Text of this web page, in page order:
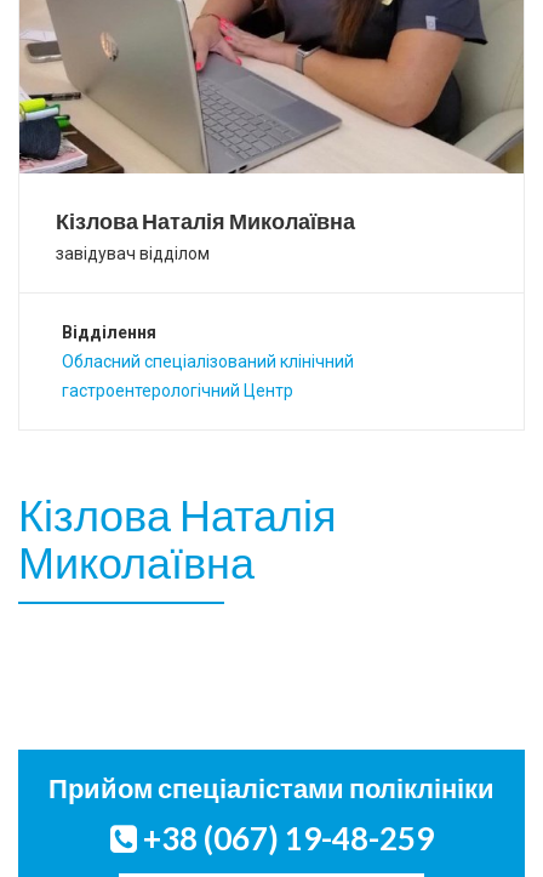
Кізлова Наталія Миколаївна
завідувач відділом
Відділення
Обласний спеціалізований клінічний
гастроентерологічний Центр
Кізлова Наталія
Миколаївна
Прийом спеціалістами поліклініки
+38 (067) 19-48-259